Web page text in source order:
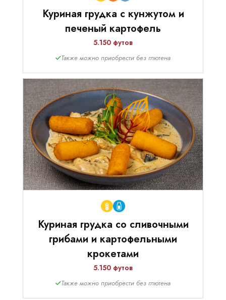
Куриная грудка с кунжутом и
печеный картофель
5.150 футов
Также можно приобрести без глютена
Куриная грудка со сливочными
грибами и картофельными
крокетами
5.150 футов
Также можно приобрести без глютена